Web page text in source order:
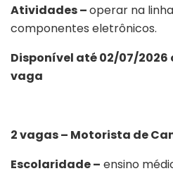
Atividades –operar na
componentes eletrônicos.
Disponível até 02/07/
vaga
2 vagas – Motorista de
Escolaridade – ensino